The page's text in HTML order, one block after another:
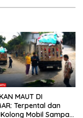
MAUT DI
Terpental dan
Mobil Sampah,